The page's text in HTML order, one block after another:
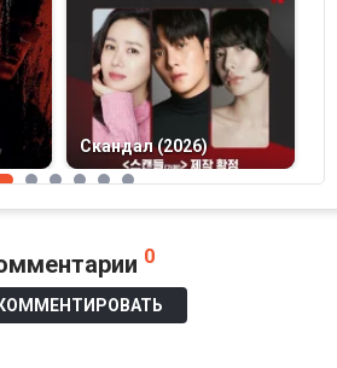
Скандал (2026)
0
КОММЕНТИРОВАТЬ